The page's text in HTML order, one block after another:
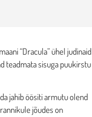
“Dracula” ühel judinaid
teadmata sisuga puukirstu
jahib öösiti armutu olend
jõudes on